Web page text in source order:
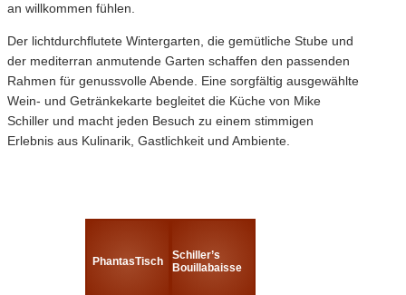
an willkommen fühlen.
Der lichtdurchflutete Wintergarten, die gemütliche Stube und
der mediterran anmutende Garten schaffen den passenden
Rahmen für genussvolle Abende. Eine sorgfältig ausgewählte
Wein- und Getränkekarte begleitet die Küche von Mike
Schiller und macht jeden Besuch zu einem stimmigen
Erlebnis aus Kulinarik, Gastlichkeit und Ambiente.
PhantasTisch
Schiller’s
Bouillabaisse